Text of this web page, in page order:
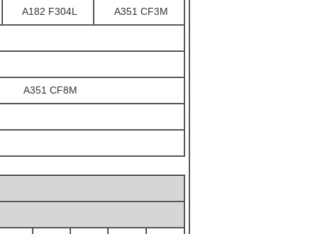
A182 F304L A351 CF3M
A351 CF8M